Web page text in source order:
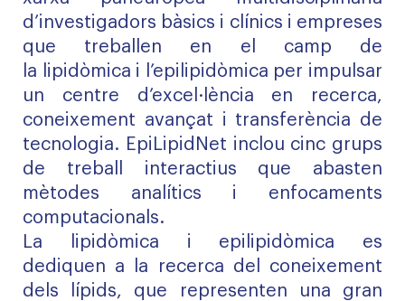
d’investigadors bàsics i clínics i empreses
que treballen en el camp de
la
lipidòmica i l’epilipidòmica per impulsar
un centre d’excel·lència en recerca,
coneixement avançat i transferència de
tecnologia. EpiLipidNet inclou cinc grups
de treball interactius que abasten
mètodes analítics i enfocaments
computacionals.
La lipidòmica i epilipidòmica es
dediquen a la recerca del coneixement
dels lípids, que representen una gran